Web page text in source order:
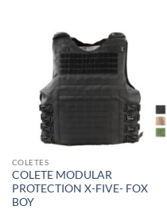
COLETES
COLETE MODULAR
PROTECTION X-FIVE- FOX
BOY